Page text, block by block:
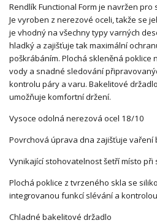
Rendlík Functional Form je navržen
Je vyroben z nerezové oceli, takže se
je vhodný na všechny typy varných
hladký a zajišťuje tak maximální
poškrábáním. Plochá skleněná poklice
vody a snadné sledování
kontrolu páry a varu. Bakelitové
umožňuje komfortní držení.
Vysoce odolná nerezová ocel 18/10
Povrchová úprava dna zajišťuje
Vynikající stohovatelnost šetří místo při
Plochá poklice z tvrzeného skla se
integrovanou funkcí slévání a
Chladné bakelitové držadlo